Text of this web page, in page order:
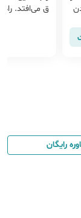
ق می‌افتد.
رایگان